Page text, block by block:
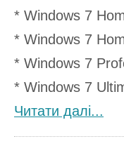
* Windows 7
* Windows 7
* Windows 7
* Windows 7
Читати далi...